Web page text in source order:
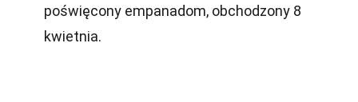
poświęcony empanadom, obchodzony 8
kwietnia.